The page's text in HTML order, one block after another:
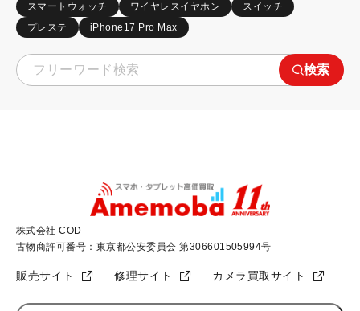
スマートウォッチ
ワイヤレスイヤホン
スイッチ
プレステ
iPhone17 Pro Max
検索
株式会社 COD
古物商許可番号：東京都公安委員会 第306601505994号
販売サイト 修理サイト カメラ買取サイト